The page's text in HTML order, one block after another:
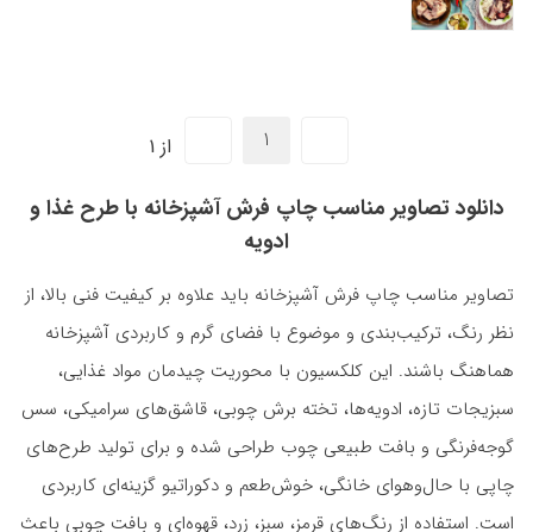
از 1
دانلود تصاویر مناسب چاپ فرش آشپزخانه با طرح غذا و
ادویه
تصاویر مناسب چاپ فرش آشپزخانه باید علاوه بر کیفیت فنی بالا، از
نظر رنگ، ترکیب‌بندی و موضوع با فضای گرم و کاربردی آشپزخانه
هماهنگ باشند. این کلکسیون با محوریت چیدمان مواد غذایی،
سبزیجات تازه، ادویه‌ها، تخته برش چوبی، قاشق‌های سرامیکی، سس
گوجه‌فرنگی و بافت طبیعی چوب طراحی شده و برای تولید طرح‌های
چاپی با حال‌وهوای خانگی، خوش‌طعم و دکوراتیو گزینه‌ای کاربردی
است. استفاده از رنگ‌های قرمز، سبز، زرد، قهوه‌ای و بافت چوبی باعث